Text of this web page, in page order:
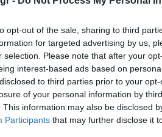
opt-out of the sale, sharing to third
for targeted advertising by us,
selection. Please note that after your
interest-based ads based on
to third parties prior to your
of your personal information by
This information may also be disclosed
Participants that may further disclose it
Πρόσθεσε το iEnergeia
στα αγαπημένα σου στη
Google